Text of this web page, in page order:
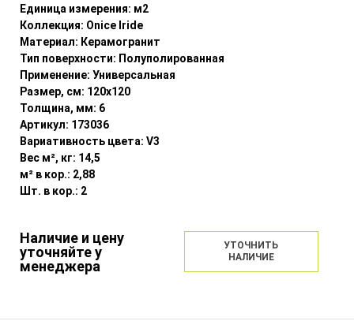
Единица измерения: м2
Коллекция: Onice Iride
Материал: Керамогранит
Тип поверхности: Полуполированная
Применение: Универсальная
Размер, см: 120x120
Толщина, мм: 6
Артикул: 173036
Вариативность цвета: V3
Вес м², кг: 14,5
м² в кор.: 2,88
Шт. в кор.: 2
Наличие и цену
уточняйте у
менеджера
УТОЧНИТЬ
НАЛИЧИЕ